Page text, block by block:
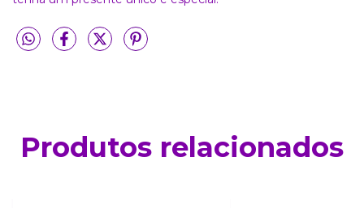
Produtos relacionados